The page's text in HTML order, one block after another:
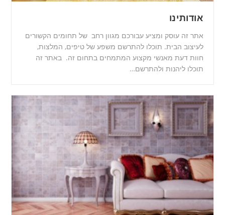
אודותינו
אתר זה עוסק ומציע עבורכם מגוון רחב של תחומים הקשורים
לעיצוב הבית. תוכלו להתרשם משפע של טיפים, המלצות,
חוות דעת מאנשי מקצוע המתמחים בתחום זה. באתר זה
תוכלו ליהנות ולהתרשם…